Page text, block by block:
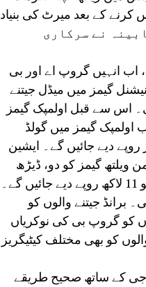
کے بعد میرٹ کی بنیاد
کابینہ نے سرکاری
اب انہیں گروپ اے اور بی
گیمز میں میڈل جیتنے
اس سے قبل اولمپک گیمز
اولمپک گیمز میں گولڈ
کے لیے تین کروڑ روپے دیے جائیں گے۔ ایشین
ویلتھ گیمز کو دو، ڈیڑھ
اور ایک کروڑ روپے دیے جائیں گے۔ نیشنل گیمز کے لیے ہر میڈل جیتنے والے کو 11 لاکھ روپے دیے جائیں گے۔
برانڈ جیتنے والوں کو
کو گروپ بی کی نوکریاں
کو بھی مختلف کیٹیگریز
کے ساتھ صحیح طریقے